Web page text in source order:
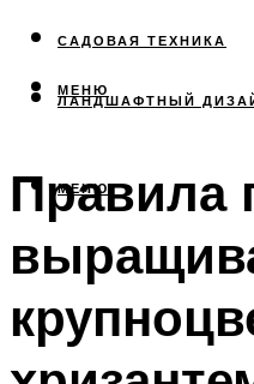
САДОВАЯ ТЕХНИКА
ЛАНДШАФТНЫЙ
МЕНЮ
МЕНЮ
Правила